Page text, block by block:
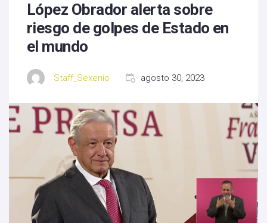
López Obrador alerta sobre
riesgo de golpes de Estado en
el mundo
Staff_Sexenio agosto 30, 2023